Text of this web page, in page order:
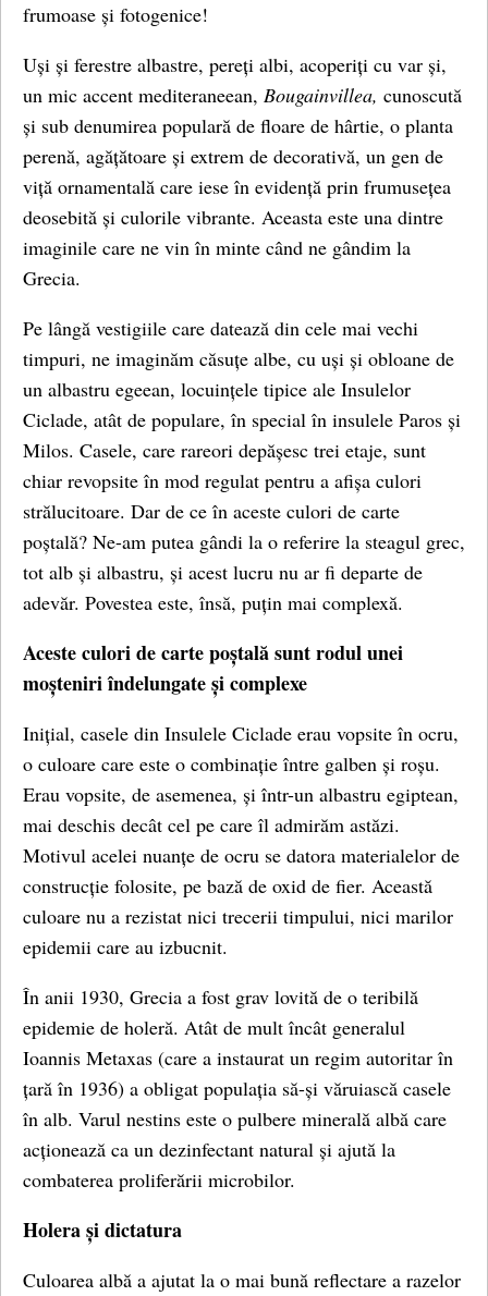
frumoase și fotogenice!
Uși și ferestre albastre, pereți albi, acoperiți cu var și,
un mic accent mediteraneean, Bougainvillea, cunoscută
și sub denumirea populară de floare de hârtie, o planta
perenă, agățătoare și extrem de decorativă, un gen de
viță ornamentală care iese în evidență prin frumusețea
deosebită și culorile vibrante. Aceasta este una dintre
imaginile care ne vin în minte când ne gândim la
Grecia.
Pe lângă vestigiile care datează din cele mai vechi
timpuri, ne imaginăm căsuțe albe, cu uși și obloane de
un albastru egeean, locuințele tipice ale Insulelor
Ciclade, atât de populare, în special în insulele Paros și
Milos. Casele, care rareori depășesc trei etaje, sunt
chiar revopsite în mod regulat pentru a afișa culori
strălucitoare. Dar de ce în aceste culori de carte
poștală? Ne-am putea gândi la o referire la steagul grec,
tot alb și albastru, și acest lucru nu ar fi departe de
adevăr. Povestea este, însă, puțin mai complexă.
Aceste culori de carte poștală sunt rodul unei
moșteniri îndelungate și complexe
Inițial, casele din Insulele Ciclade erau vopsite în ocru,
o culoare care este o combinație între galben și roșu.
Erau vopsite, de asemenea, și într-un albastru egiptean,
mai deschis decât cel pe care îl admirăm astăzi.
Motivul acelei nuanțe de ocru se datora materialelor de
construcție folosite, pe bază de oxid de fier. Această
culoare nu a rezistat nici trecerii timpului, nici marilor
epidemii care au izbucnit.
În anii 1930, Grecia a fost grav lovită de o teribilă
epidemie de holeră. Atât de mult încât generalul
Ioannis Metaxas (care a instaurat un regim autoritar în
țară în 1936) a obligat populația să-și văruiască casele
în alb. Varul nestins este o pulbere minerală albă care
acționează ca un dezinfectant natural și ajută la
combaterea proliferării microbilor.
Holera și dictatura
Culoarea albă a ajutat la o mai bună reflectare a razelor